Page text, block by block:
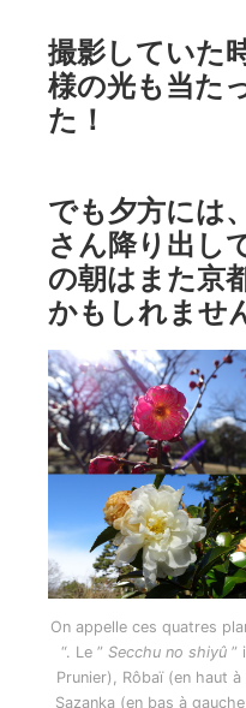
撮影していた
様の光も当た
た！
でも夕方には
さん降り出し
の朝はまた京
かもしれませ
On appelle ces quatres
“. Le ” Secchu no shiyû ”
Prunier), Rôbaï (en haut
Sazanka (en bas à